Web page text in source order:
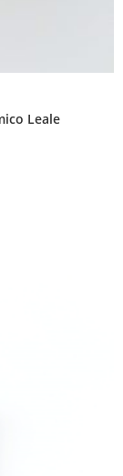
Leale